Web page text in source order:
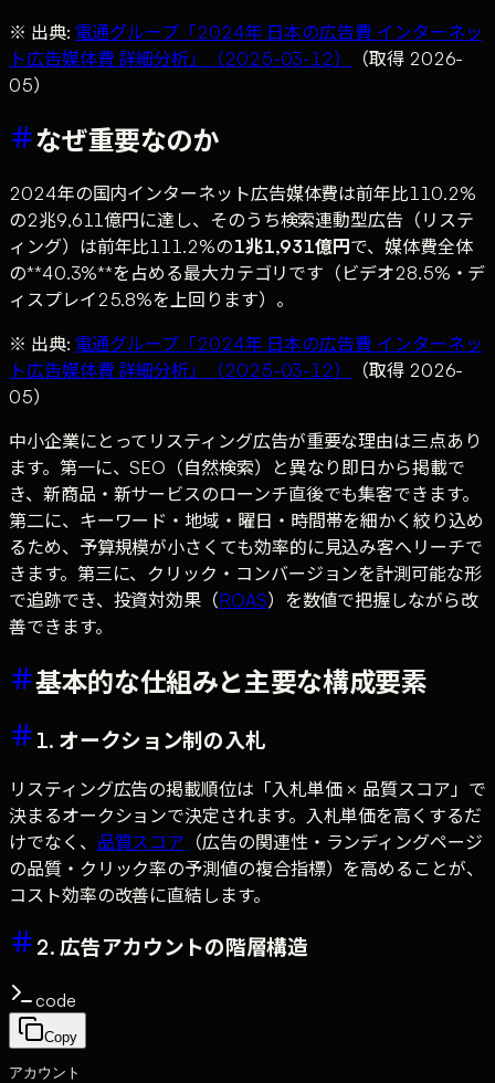
※ 出典: 電通グループ「2024年 日本の広告費 インターネッ
ト広告媒体費 詳細分析」（2025-03-12）
（取得 2026-
05）
なぜ重要なのか
2024年の国内インターネット広告媒体費は前年比110.2%
の2兆9,611億円に達し、そのうち検索連動型広告（リステ
ィング）は前年比111.2%の1兆1,931億円 で、媒体費全体
の**40.3%**を占める最大カテゴリです（ビデオ28.5%・デ
ィスプレイ25.8%を上回ります）。
※ 出典: 電通グループ「2024年 日本の広告費 インターネッ
ト広告媒体費 詳細分析」（2025-03-12）
（取得 2026-
05）
中小企業にとってリスティング広告が重要な理由は三点あり
ます。第一に、SEO（自然検索）と異なり即日から掲載で
き、新商品・新サービスのローンチ直後でも集客できます。
第二に、キーワード・地域・曜日・時間帯を細かく絞り込め
るため、予算規模が小さくても効率的に見込み客へリーチで
きます。第三に、クリック・コンバージョンを計測可能な形
で追跡でき、投資対効果（ROAS）を数値で把握しながら改
善できます。
基本的な仕組みと主要な構成要素
1. オークション制の入札
リスティング広告の掲載順位は「入札単価 × 品質スコア」で
決まるオークションで決定されます。入札単価を高くするだ
けでなく、 品質スコア （広告の関連性・ランディングページ
の品質・クリック率の予測値の複合指標）を高めることが、
コスト効率の改善に直結します。
2. 広告アカウントの階層構造
code
Copy
アカウント